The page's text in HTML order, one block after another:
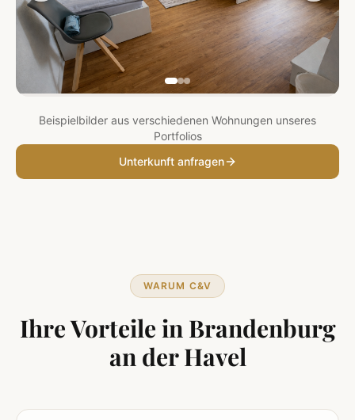
Beispielbilder aus verschiedenen Wohnungen unseres
Portfolios
Unterkunft anfragen
WARUM C&V
Ihre Vorteile in Brandenburg
an der Havel